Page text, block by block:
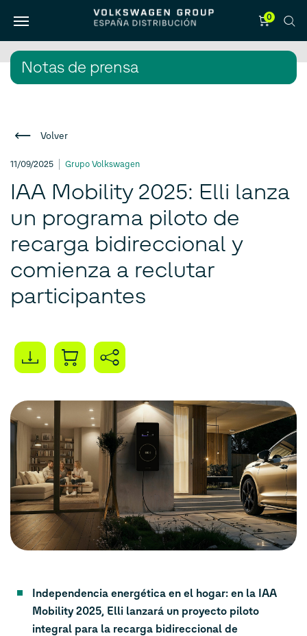
0
Notas de prensa
Volver
11/09/2025 Grupo Volkswagen
IAA Mobility 2025: Elli lanza
un programa piloto de
recarga bidireccional y
comienza a reclutar
participantes
Independencia energética en el hogar: en la IAA
Mobility 2025, Elli lanzará un proyecto piloto
integral para la recarga bidireccional de